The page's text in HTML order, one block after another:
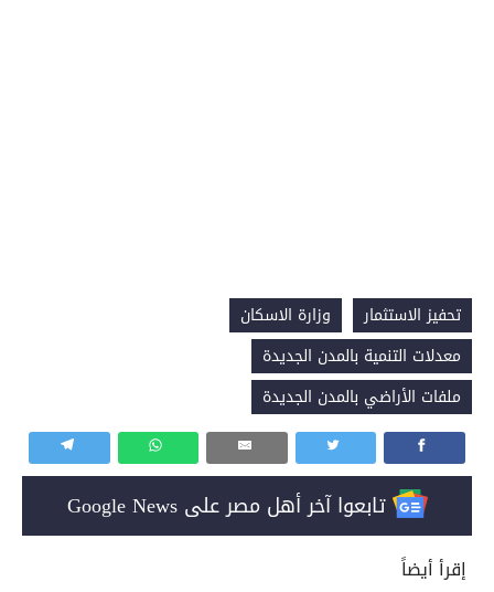
تحفيز الاستثمار
وزارة الاسكان
معدلات التنمية بالمدن الجديدة
ملفات الأراضي بالمدن الجديدة
تابعوا آخر أهل مصر على Google News
إقرأ أيضاً